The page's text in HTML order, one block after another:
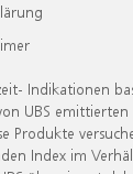
Indikationen
UBS emittierten
Produkte
Index im